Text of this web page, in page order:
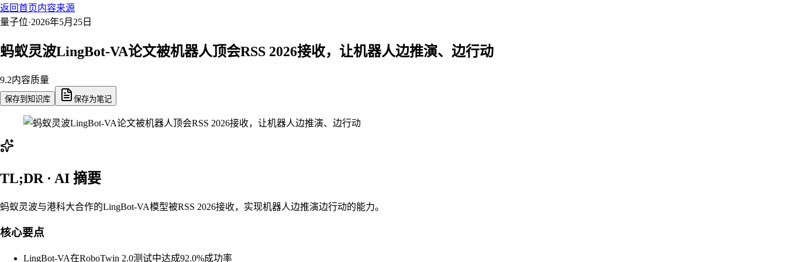
返回首页内容来源
量子位·2026年5月25日
蚂蚁灵波LingBot-VA论文被机器人顶会RSS 2026接收，让机器人边推演、边行动
9.2内容质量
保存到知识库 保存为笔记
TL;DR · AI 摘要
蚂蚁灵波与港科大合作的LingBot-VA模型被RSS 2026接收，实现机器人边推演边行动的能力。
核心要点
LingBot-VA在RoboTwin 2.0测试中达成92.0%成功率